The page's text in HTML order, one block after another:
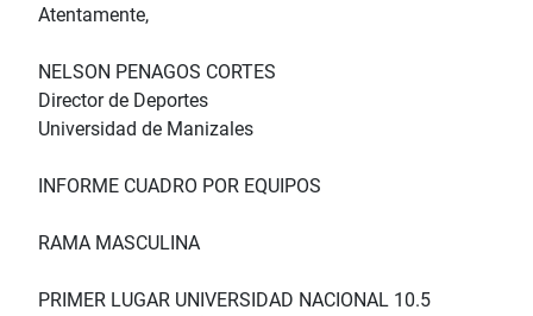
Atentamente,
NELSON PENAGOS CORTES
Director de Deportes
Universidad de Manizales
INFORME CUADRO POR EQUIPOS
RAMA MASCULINA
PRIMER LUGAR UNIVERSIDAD NACIONAL 10.5